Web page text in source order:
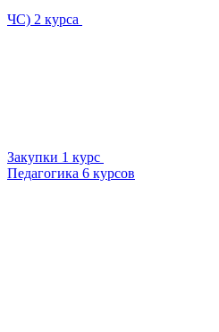
ЧС) 2 курса
Закупки 1 курс
Педагогика 6 курсов